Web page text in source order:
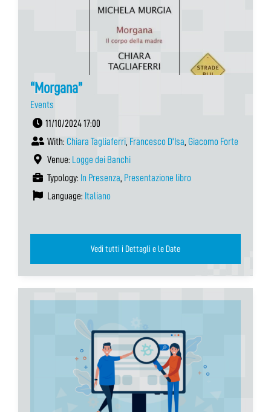
“Morgana”
Events
11/10/2024 17:00
With: Chiara Tagliaferri, Francesco D'Isa, Giacomo Forte
Venue: Logge dei Banchi
Typology: In Presenza, Presentazione libro
Language: Italiano
Vedi tutti i Dettagli e le Date